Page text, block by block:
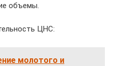
объемы.
ЦНС:
молотого и